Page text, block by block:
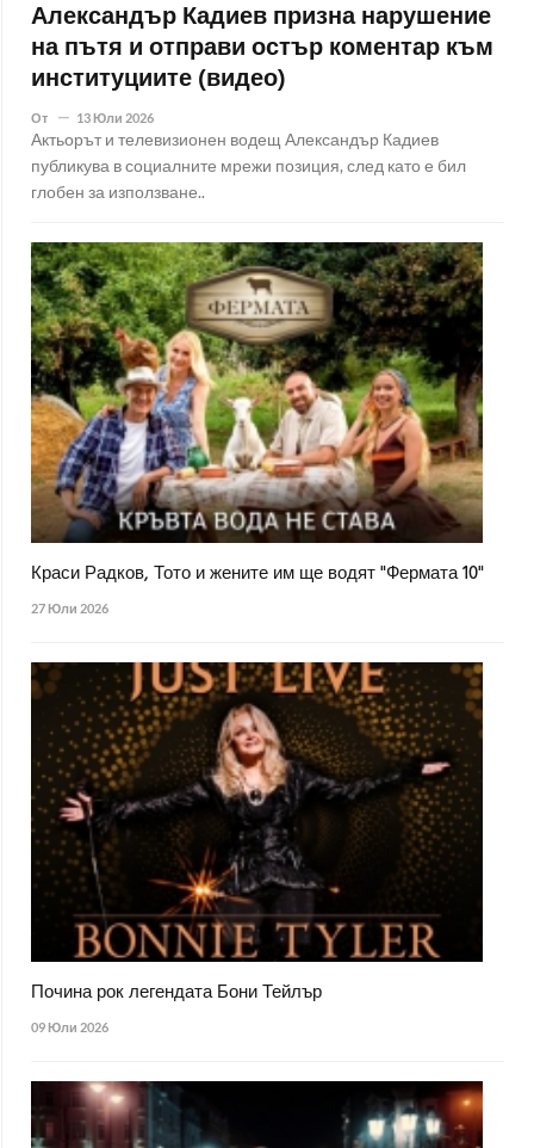
Александър Кадиев призна нарушение
на пътя и отправи остър коментар към
институциите (видео)
От 13 Юли 2026
Актьорът и телевизионен водещ Александър Кадиев
публикува в социалните мрежи позиция, след като е бил
глобен за използване..
Краси Радков, Тото и жените им ще водят "Фермата 10"
27 Юли 2026
Почина рок легендата Бони Тейлър
09 Юли 2026